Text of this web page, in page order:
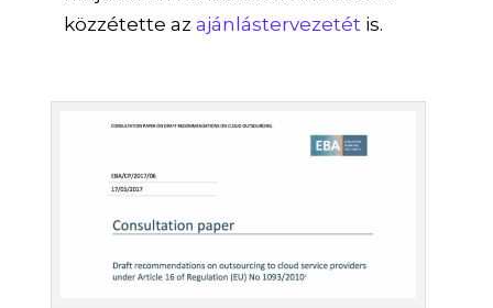
közzétette az ajánlástervezetét is.